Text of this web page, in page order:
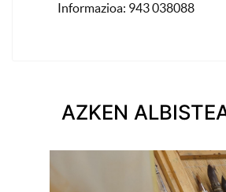
Informazioa: 943 038088
AZKEN